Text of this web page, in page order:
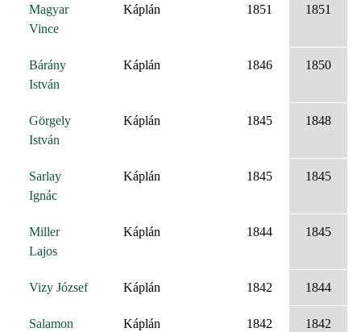
Magyar
Vince
Káplán 1851 1851
Bárány
István
Káplán 1846 1850
Görgely
István
Káplán 1845 1848
Sarlay
Ignác
Káplán 1845 1845
Miller
Lajos
Káplán 1844 1845
Vizy József Káplán 1842 1844
Salamon
Káplán 1842 1842